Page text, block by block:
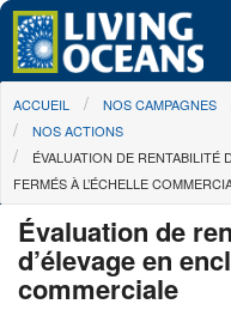
Skip to main content
À propos de nous
Nos campagnes
Centre des Médias
Les Cartes
You are here
ACCUEIL NOS CAMPAGNES
NOS ACTIONS
ÉVALUATION DE RENTABILITÉ
FERMÉS À L’ÉCHELLE
Évaluation de
d’élevage en
commerciale